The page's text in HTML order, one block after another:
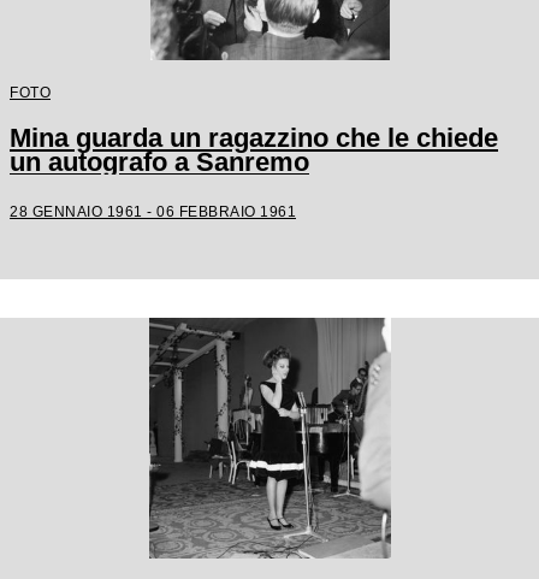
FOTO
Mina guarda un ragazzino che le chiede
un autografo a Sanremo
28 GENNAIO 1961 - 06 FEBBRAIO 1961